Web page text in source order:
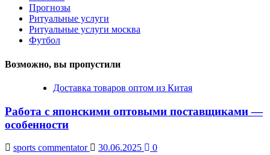
Прогнозы
Ритуальные услуги
Ритуальные услуги москва
Футбол
Возможно, вы пропустили
Доставка товаров оптом из Китая
Работа с японскими оптовыми поставщиками —
особенности
sports commentator 30.06.2025
0